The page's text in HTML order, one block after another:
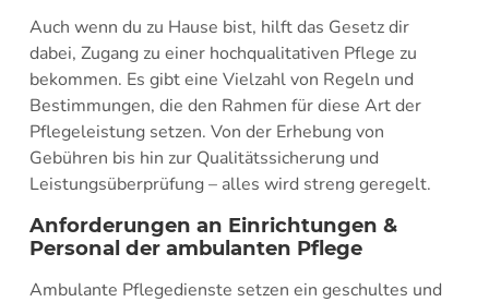
Auch wenn du zu Hause bist, hilft das Gesetz dir
dabei, Zugang zu einer hochqualitativen Pflege zu
bekommen. Es gibt eine Vielzahl von Regeln und
Bestimmungen, die den Rahmen für diese Art der
Pflegeleistung setzen. Von der Erhebung von
Gebühren bis hin zur Qualitätssicherung und
Leistungsüberprüfung – alles wird streng geregelt.
Anforderungen an Einrichtungen &
Personal der ambulanten Pflege
Ambulante Pflegedienste setzen ein geschultes und